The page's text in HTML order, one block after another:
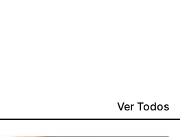
Ver Todos